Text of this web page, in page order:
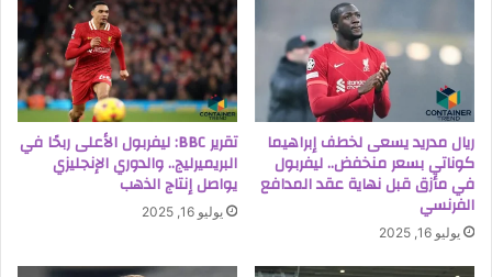
ريال مدريد يسعى لخطف إبراهيما
كوناتي بسعر منخفض.. ليفربول
في مأزق قبل نهاية عقد المدافع
الفرنسي
يوليو 16, 2025
تقرير BBC: ليفربول الأعلى ربحًا في
البريميرليج.. والدوري الإنجليزي
يواصل إنتاج الذهب
يوليو 16, 2025